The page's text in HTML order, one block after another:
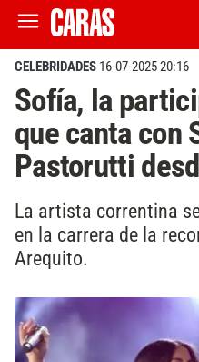
CELEBRIDADES 16-07-2025 20:16
Sofía, la
que canta con
Pastorutti
La artista correntina
en la carrera de la
Arequito.